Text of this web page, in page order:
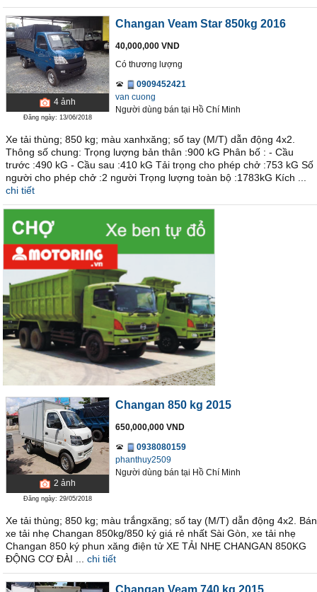
4 ảnh
Đăng ngày: 13/06/2018
Changan Veam Star 850kg 2016
40,000,000 VND
Có thương lượng
0909452421
van cuong
Người dùng bán tại Hồ Chí Minh
Xe tải thùng; 850 kg; màu xanhxăng; số tay (M/T) dẫn động 4x2.
Thông số chung: Trọng lượng bản thân :900 kG Phân bố : - Cầu
trước :490 kG - Cầu sau :410 kG Tải trọng cho phép chở :753 kG Số
người cho phép chở :2 người Trọng lượng toàn bộ :1783kG Kích ...
chi tiết
2 ảnh
Đăng ngày: 29/05/2018
Changan 850 kg 2015
650,000,000 VND
0938080159
phanthuy2509
Người dùng bán tại Hồ Chí Minh
Xe tải thùng; 850 kg; màu trắngxăng; số tay (M/T) dẫn động 4x2. Bán
xe tải nhẹ Changan 850kg/850 ký giá rẻ nhất Sài Gòn, xe tải nhẹ
Changan 850 ký phun xăng điện tử XE TẢI NHẸ CHANGAN 850KG
ĐỘNG CƠ ĐÀI ...
chi tiết
Changan Veam 740 kg 2015